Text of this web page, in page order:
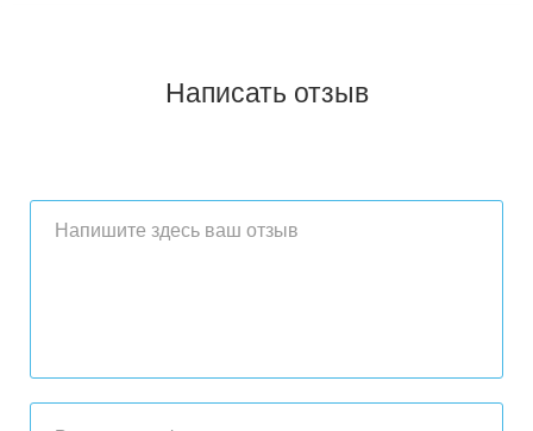
Написать отзыв